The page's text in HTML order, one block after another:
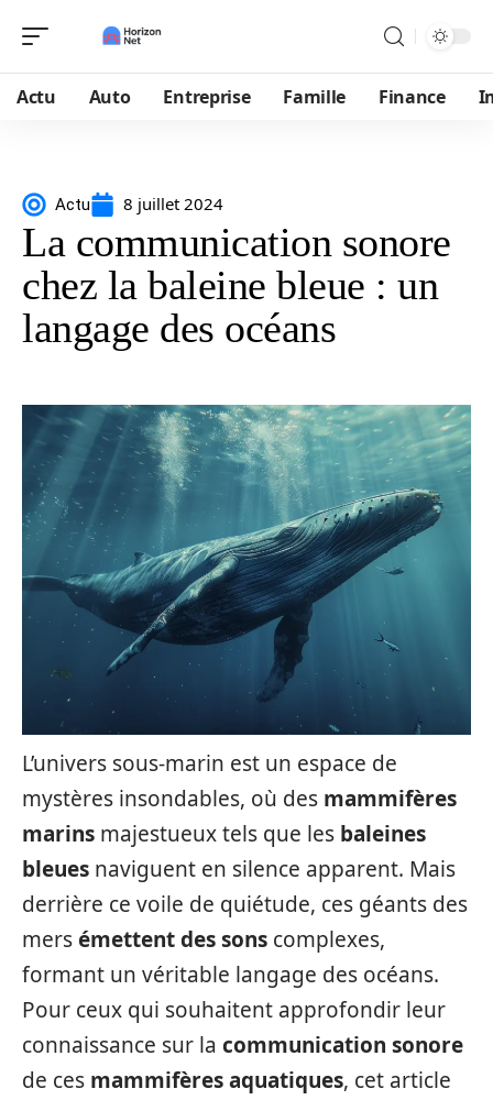
Actu Auto Entreprise Famille Finance
Actu 8 juillet 2024
La communication sonore
chez la baleine bleue : un
langage des océans
L’univers sous-marin est un espace de
mystères insondables, où des mammifères
marins majestueux tels que les baleines
bleues naviguent en silence apparent. Mais
derrière ce voile de quiétude, ces géants des
mersémettent des sons complexes,
formant un véritable langage des océans.
Pour ceux qui souhaitent approfondir leur
connaissance sur la communication sonore
de ces mammifères aquatiques, cet article